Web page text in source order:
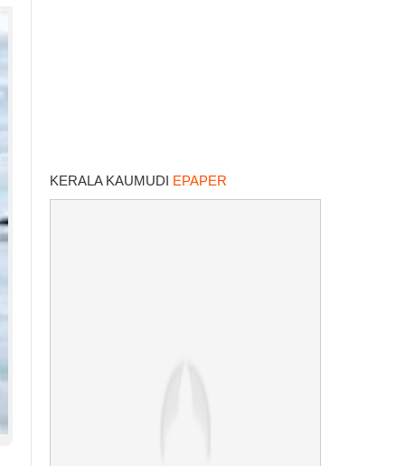
KERALA KAUMUDI EPAPER